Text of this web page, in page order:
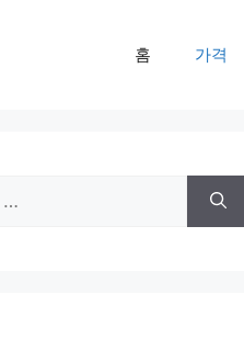
홈 가격